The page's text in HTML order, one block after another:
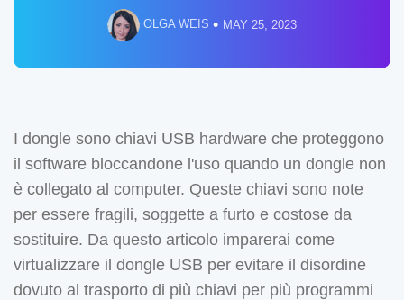
OLGA WEIS • MAY 25, 2023
I dongle sono chiavi USB hardware che proteggono
il software bloccandone l'uso quando un dongle non
è collegato al computer. Queste chiavi sono note
per essere fragili, soggette a furto e costose da
sostituire. Da questo articolo imparerai come
virtualizzare il dongle USB per evitare il disordine
dovuto al trasporto di più chiavi per più programmi